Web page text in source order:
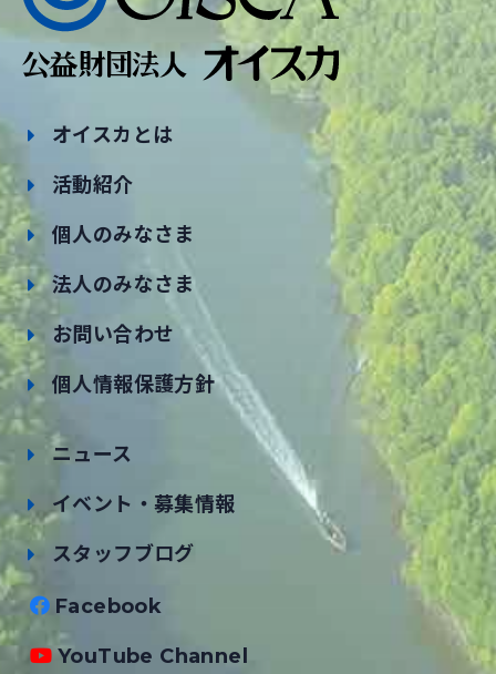
オイスカとは
活動紹介
個人のみなさま
法人のみなさま
お問い合わせ
個人情報保護方針
ニュース
イベント・募集情報
スタッフブログ
Facebook
YouTube Channel